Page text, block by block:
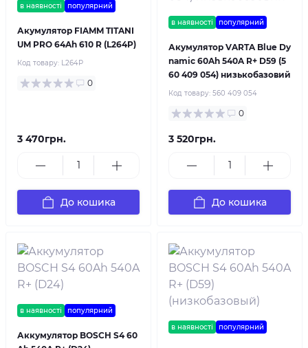
в наявності популярний
Акумулятор FIAMM TITANI
UM PRO 64Ah 610 R (L264P)
Код товару: L264P
0
3 470грн.
До кошика
в наявності популярний
Акумулятор VARTA Blue Dy
namic 60Ah 540A R+ D59 (5
60 409 054) низькобазовий
Код товару: 560 409 054
0
3 520грн.
До кошика
в наявності популярний
Аккумулятор BOSCH S4 60
в наявності популярний